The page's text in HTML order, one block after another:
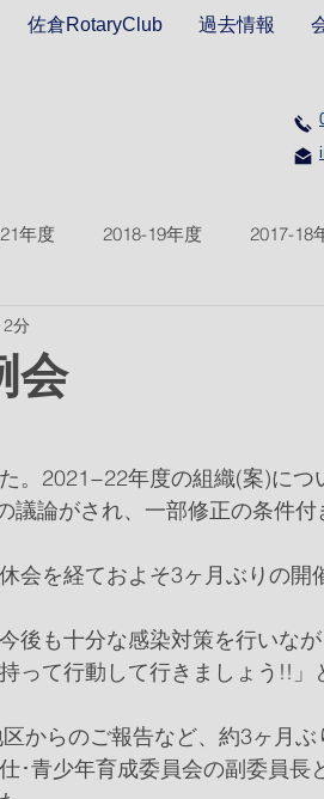
佐倉RotaryClub 過去情報
年度 2018-19年度 2017-18
年度
会
分
。2021−22年度の組織(案)につ
議論がされ、一部修正の条件
会を経ておよそ3ヶ月ぶりの開
後も十分な感染対策を行いな
って行動して行きましょう!!」
からのご報告など、約3ヶ月
･青少年育成委員会の副委員長